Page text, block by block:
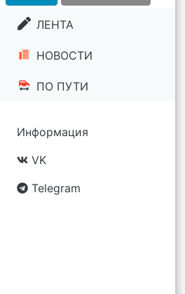
ЛЕНТА
НОВОСТИ
ПО ПУТИ
Информация
VK
Telegram